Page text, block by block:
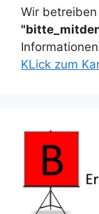
Wir
KLick zum